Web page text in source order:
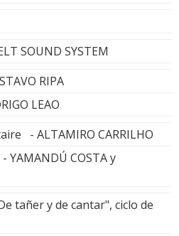
SOUND SYSTEM
RIPA
LEAO
- ALTAMIRO CARRILHO
YAMANDÚ COSTA y
tañer y de cantar", ciclo de